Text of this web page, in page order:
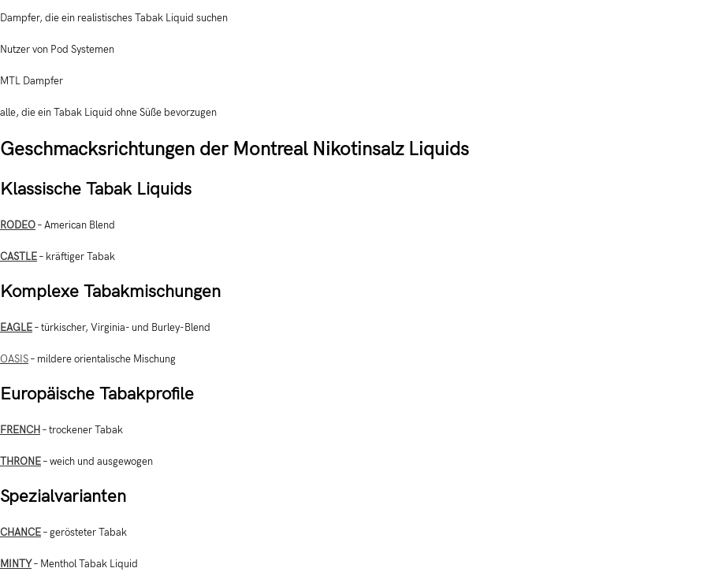
Dampfer, die ein realistisches Tabak Liquid suchen
Nutzer von Pod Systemen
MTL Dampfer
alle, die ein Tabak Liquid ohne Süße bevorzugen
Geschmacksrichtungen der Montreal Nikotinsalz Liquids
Klassische Tabak Liquids
RODEO– American Blend
CASTLE– kräftiger Tabak
Komplexe Tabakmischungen
EAGLE– türkischer, Virginia- und Burley-Blend
OASIS– mildere orientalische Mischung
Europäische Tabakprofile
FRENCH – trockener Tabak
THRONE– weich und ausgewogen
Spezialvarianten
CHANCE– gerösteter Tabak
MINTY– Menthol Tabak Liquid